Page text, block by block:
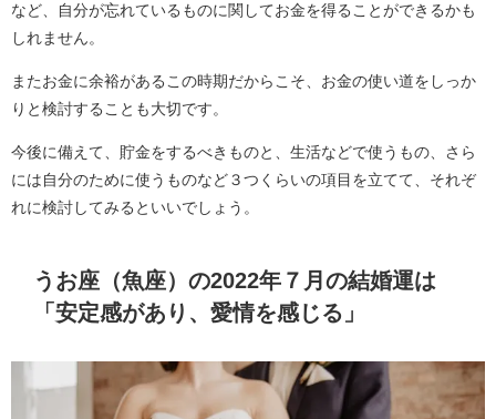
など、自分が忘れているものに関してお金を得ることができるかも
しれません。
またお金に余裕があるこの時期だからこそ、お金の使い道をしっか
りと検討することも大切です。
今後に備えて、貯金をするべきものと、生活などで使うもの、さら
には自分のために使うものなど３つくらいの項目を立てて、それぞ
れに検討してみるといいでしょう。
うお座（魚座）の2022年７月の結婚運は
「安定感があり、愛情を感じる」